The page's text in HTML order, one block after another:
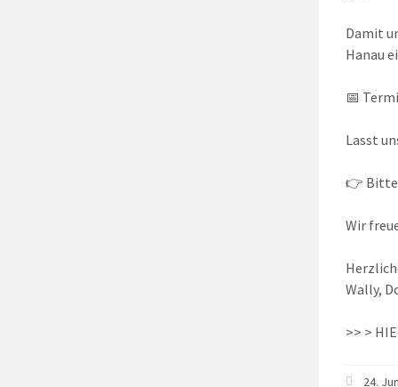
Damit
Hanau
📅
Lasst
👉 Bitte
Wir
Wally,
>> >
24.